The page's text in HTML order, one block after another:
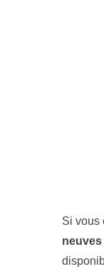
Si vous
neuves